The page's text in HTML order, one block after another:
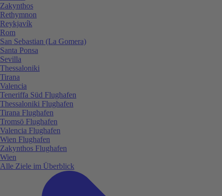
Zakynthos
Rethymnon
Reykjavík
Rom
San Sebastian (La Gomera)
Santa Ponsa
Sevilla
Thessaloniki
Tirana
Valencia
Teneriffa Süd Flughafen
Thessaloniki Flughafen
Tirana Flughafen
Tromsö Flughafen
Valencia Flughafen
Wien Flughafen
Zakynthos Flughafen
Wien
Alle Ziele im Überblick